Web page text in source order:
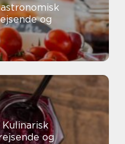
og
og